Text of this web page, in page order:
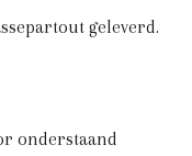
geleverd.
onderstaand